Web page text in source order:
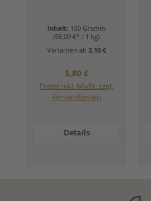
Inhalt: 100 Gramm
(58,00 €* / 1 kg)
Varianten ab 3,10 €
Regulärer Preis:
5,80 €
Preise inkl. MwSt. zzgl.
Versandkosten
Details